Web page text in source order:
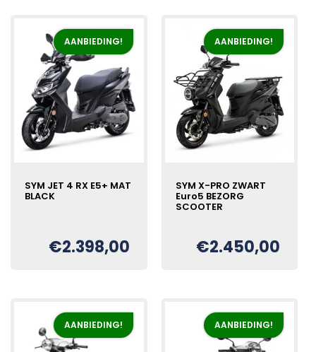
AANBIEDING!
SYM JET 4 RX E5+ MAT
BLACK
prijs
€2.398,00
prijs
AANBIEDING!
SYM X-PRO ZWART
Euro5 BEZORG
SCOOTER
Oorspronkelijke
€2.450,00
Huidige
AANBIEDING! AANBIEDING!